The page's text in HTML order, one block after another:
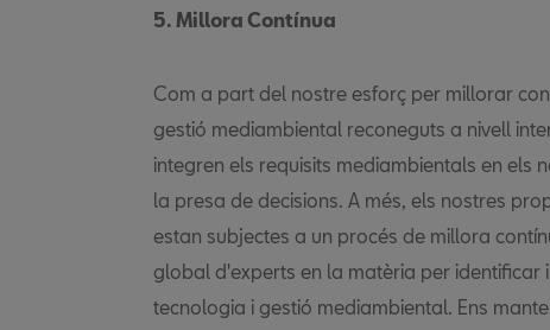
5. Millora Contínua
Com a part del nostre esforç per millorar
gestió mediambiental reconeguts a nivell
integren els requisits mediambientals en els
la presa de decisions. A més, els nostres
estan subjectes a un procés de millora
global d'experts en la matèria per identificar
tecnologia i gestió mediambiental. Ens